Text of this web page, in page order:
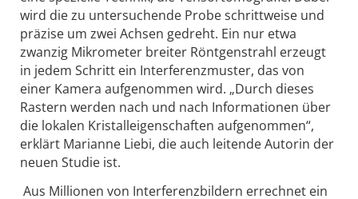
wird die zu untersuchende Probe schrittweise und
präzise um zwei Achsen gedreht. Ein nur etwa
zwanzig Mikrometer breiter Röntgenstrahl erzeugt
in jedem Schritt ein Interferenzmuster, das von
einer Kamera aufgenommen wird. „Durch dieses
Rastern werden nach und nach Informationen über
die lokalen Kristalleigenschaften aufgenommen“,
erklärt Marianne Liebi, die auch leitende Autorin der
neuen Studie ist.
Aus Millionen von Interferenzbildern errechnet ein